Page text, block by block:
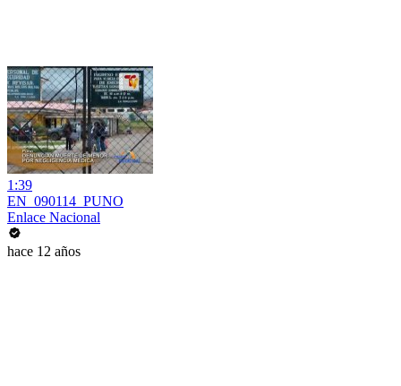
1:39
EN_090114_PUNO
Enlace Nacional
hace 12 años